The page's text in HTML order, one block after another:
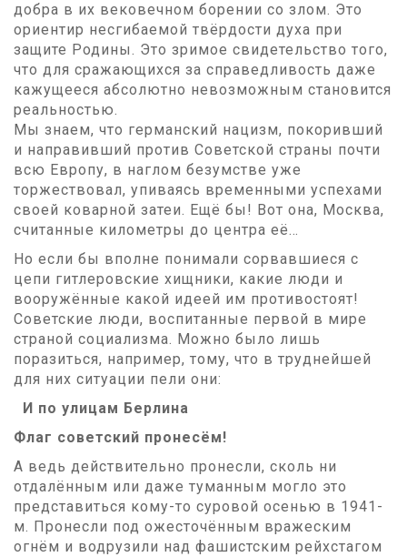
добра в их вековечном борении со злом. Это
ориентир несгибаемой твёрдости духа при
защите Родины. Это зримое свидетельство того,
что для сражающихся за справедливость даже
кажущееся абсолютно невозможным становится
реальностью.
Мы знаем, что германский нацизм, покоривший
и направивший против Советской страны почти
всю Европу, в наглом безумстве уже
торжествовал, упиваясь временными успехами
своей коварной затеи. Ещё бы! Вот она, Москва,
считанные километры до центра её…
Но если бы вполне понимали сорвавшиеся с
цепи гитлеровские хищники, какие люди и
вооружённые какой идеей им противостоят!
Советские люди, воспитанные первой в мире
страной социализма. Можно было лишь
поразиться, например, тому, что в труднейшей
для них ситуации пели они:
И по улицам Берлина
Флаг советский пронесём!
А ведь действительно пронесли, сколь ни
отдалённым или даже туманным могло это
представиться кому-то суровой осенью в 1941-
м. Пронесли под ожесточённым вражеским
огнём и водрузили над фашистским рейхстагом